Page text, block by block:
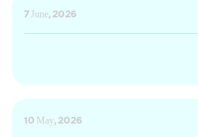
7 June, 2026
10 May, 2026